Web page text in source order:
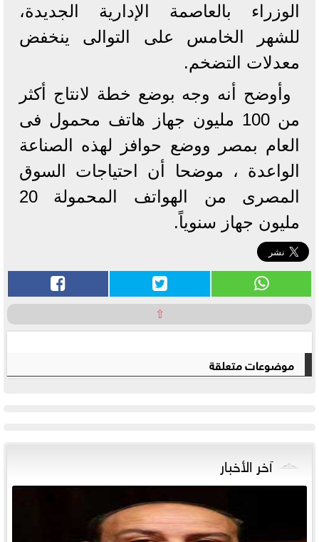
الوزراء بالعاصمة الإدارية الجديدة،
للشهر الخامس على التوالى ينخفض
معدلات التضخم.
وأوضح أنه وجه بوضع خطة لانتاج أكثر
من 100 مليون جهاز هاتف محمول فى
العام بمصر ووضع حوافز لهذه الصناعة
الواعدة ، موضحا أن احتياجات السوق
المصرى من الهواتف المحمولة 20
مليون جهاز سنوياً.
⇧
موضوعات متعلقة
آخر الأخبار